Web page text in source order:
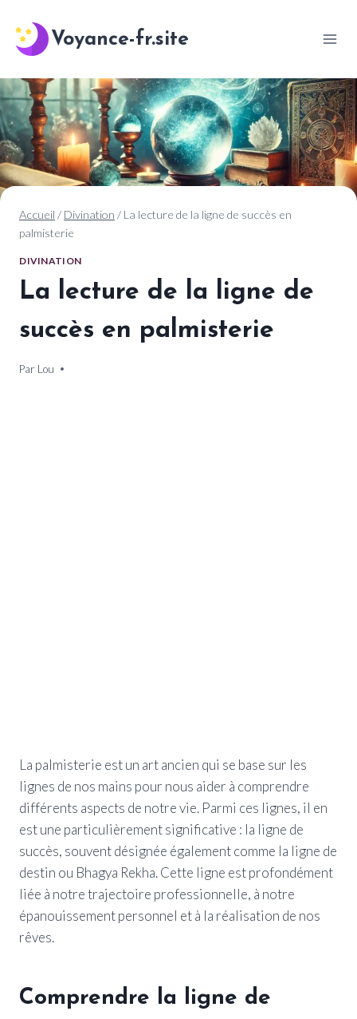
contenu
Voyance-fr.site
Accueil / Divination / La lecture de la ligne de succès en
palmisterie
DIVINATION
La lecture de la ligne de
succès en palmisterie
Par Lou
22 décembre 2024
La palmisterie est un art ancien qui se base sur les
lignes de nos mains pour nous aider à comprendre
différents aspects de notre vie. Parmi ces lignes, il en
est une particulièrement significative : la ligne de
succès, souvent désignée également comme la ligne de
destin ou Bhagya Rekha. Cette ligne est profondément
liée à notre trajectoire professionnelle, à notre
épanouissement personnel et à la réalisation de nos
rêves.
Comprendre la ligne de